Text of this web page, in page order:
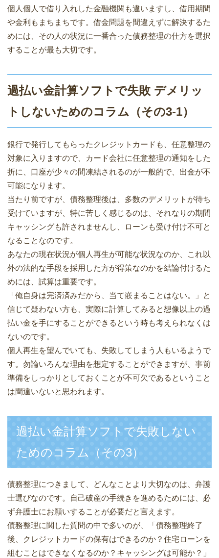
個人個人で借り入れした金融機関も違いますし、借用期間
や金利もまちまちです。借金問題を間違えずに解決するた
めには、その人の状況に一番合った債務整理の仕方を選択
することが最も大切です。
過払い金計算ソフトで失敗 デメリッ
トしないためのコラム（その3-1）
銀行で発行してもらったクレジットカードも、任意整理の
対象に入りますので、カード会社に任意整理の通知をした
折に、口座が少々の間凍結されるのが一般的で、出金が不
可能になります。
当たり前ですが、債務整理後は、多数のデメリットが待ち
受けていますが、特に苦しく感じるのは、それなりの期間
キャッシングも許されませんし、ローンも受け付け不可と
なることなのです。
あなたの現在状況が個人再生が可能な状況なのか、これ以
外の法的な手段を採用した方が得策なのかを結論付けるた
めには、試算は重要です。
「俺自身は完済済みだから、当て嵌まることはない。」と
信じて疑わない方も、実際に計算してみると想像以上の過
払い金を手にすることができるという時も考えられなくは
ないのです。
個人再生を望んでいても、失敗してしまう人もいるようで
す。勿論いろんな理由を想定することができますが、事前
準備をしっかりとしておくことが不可欠であるということ
は間違いないと思われます。
過払い金計算ソフトで失敗しない
ためのコラム（その3）
債務整理につきまして、どんなことより大切なのは、弁護
士選びなのです。自己破産の手続きを進めるためには、必
ず弁護士にお願いすることが必要だと言えます。
債務整理に関した質問の中で多いのが、「債務整理終了
後、クレジットカードの保有はできるのか？住宅ローンを
組むことはできなくなるのか？キャッシングは可能か？」